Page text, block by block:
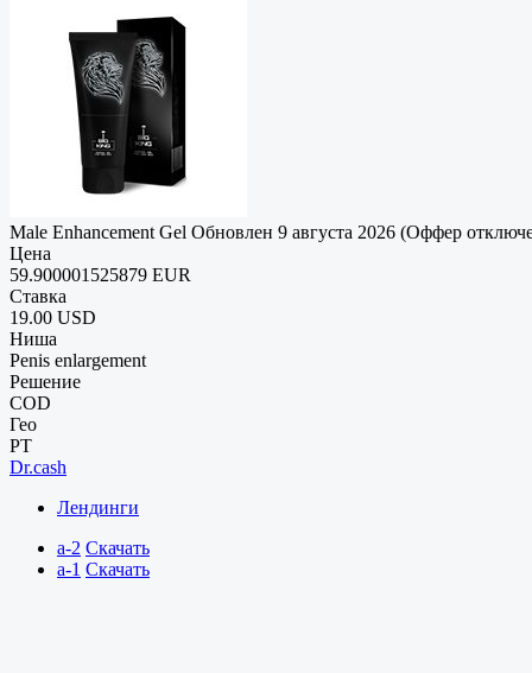
Male Enhancement Gel Обновлен 9 августа 2026 (Оффер
Цена
59.900001525879 EUR
Ставка
19.00 USD
Ниша
Penis enlargement
Решение
COD
Гео
PT
Dr.cash
Лендинги
a-2 Скачать
a-1 Скачать